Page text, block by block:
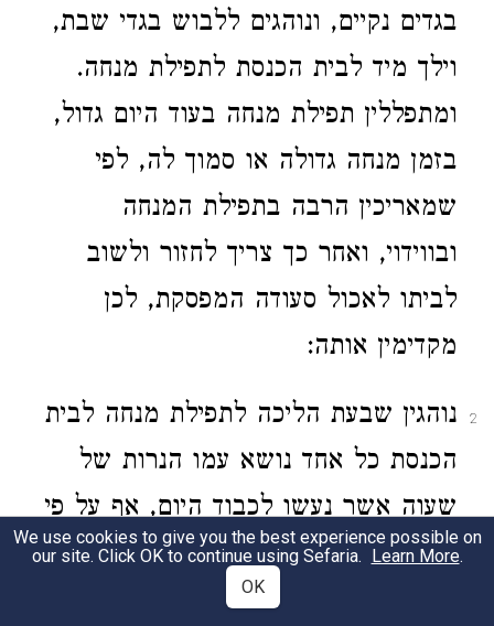
בגדים נקיים, ונוהגים ללבוש בגדי שבת,
וילך מיד לבית הכנסת לתפילת מנחה.
ומתפללין תפילת מנחה בעוד היום גדול,
בזמן מנחה גדולה או סמוך לה, לפי
שמאריכין הרבה בתפילת המנחה
ובווידוי, ואחר כך צריך לחזור ולשוב
לביתו לאכול סעודה המפסקת, לכן
מקדימין אותה:
2
נוהגין שבעת הליכה לתפילת מנחה לבית
הכנסת כל אחד נושא עמו הנרות של
שעוה אשר נעשו לכבוד היום, אף על פי
שאין מדליקין אותן אלא קודם הלילה,
מכל מקום מביאין אותן עכשיו, מפני
We use cookies to give you the best experience possible on
our site. Click OK to continue using Sefaria. Learn More.
OK